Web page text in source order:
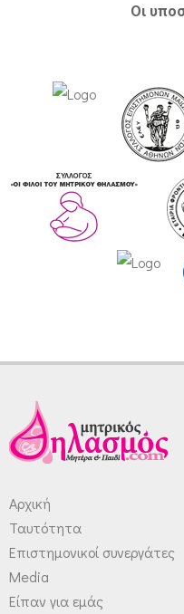
Οι
Αρχική
Ταυτότητα
Επιστημονικοί συνεργάτες
Media
Είπαν για εμάς